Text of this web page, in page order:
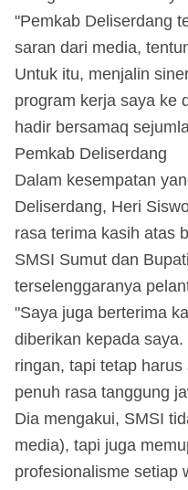
"Pemkab Deliserdang
saran dari media,
Untuk itu, menjalin
program kerja saya ke
hadir bersamaq
Pemkab Deliserdang
Dalam kesempatan
Deliserdang, Heri
rasa terima kasih atas
SMSI Sumut dan
terselenggaranya
"Saya juga berterima
diberikan kepada
ringan, tapi tetap
penuh rasa tanggung
Dia mengakui, SMSI
media), tapi juga
profesionalisme setiap